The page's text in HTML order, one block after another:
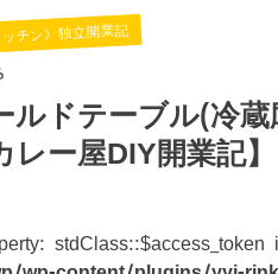
チン》独立開業記
ドテーブル(冷
ー屋DIY開業記】
stdClass::$access_token